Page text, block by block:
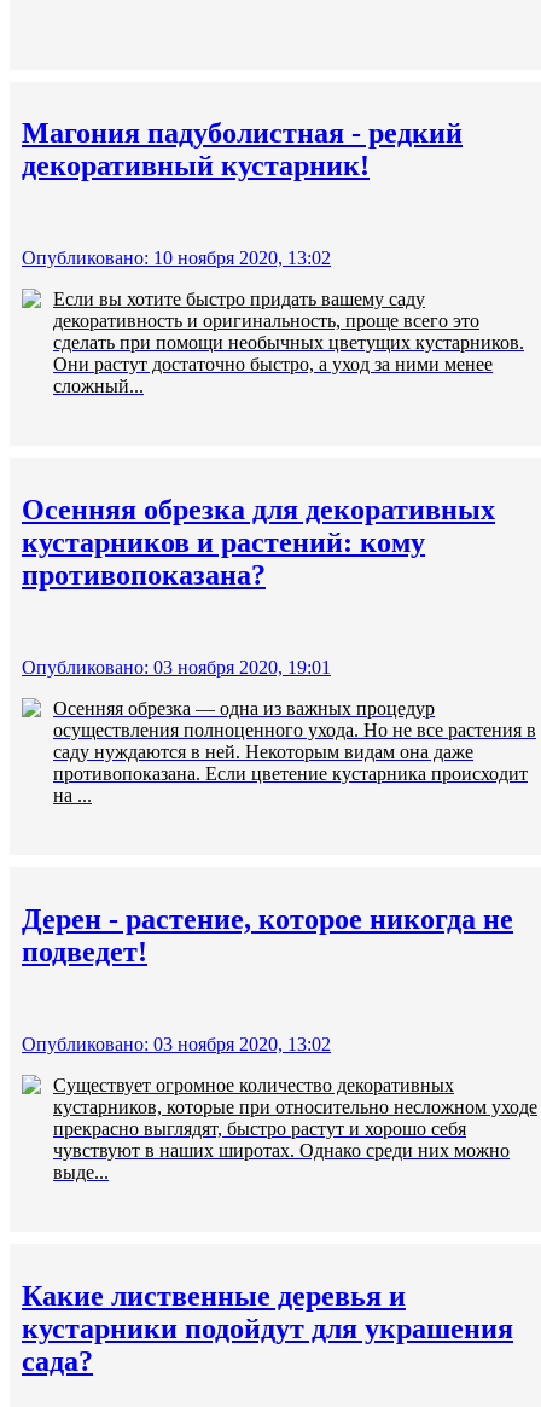
Магония падуболистная - редкий
декоративный кустарник!
Опубликовано: 10 ноября 2020, 13:02
Если вы хотите быстро придать вашему саду
декоративность и оригинальность, проще всего это
сделать при помощи необычных цветущих кустарников.
Они растут достаточно быстро, а уход за ними менее
сложный...
Осенняя обрезка для декоративных
кустарников и растений: кому
противопоказана?
Опубликовано: 03 ноября 2020, 19:01
Осенняя обрезка — одна из важных процедур
осуществления полноценного ухода. Но не все растения в
саду нуждаются в ней. Некоторым видам она даже
противопоказана. Если цветение кустарника происходит
на ...
Дерен - растение, которое никогда не
подведет!
Опубликовано: 03 ноября 2020, 13:02
Существует огромное количество декоративных
кустарников, которые при относительно несложном уходе
прекрасно выглядят, быстро растут и хорошо себя
чувствуют в наших широтах. Однако среди них можно
выде...
Какие лиственные деревья и
кустарники подойдут для украшения
сада?